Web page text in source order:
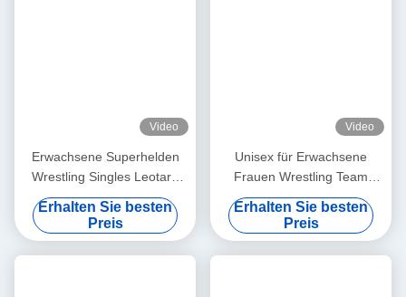
Video
Erwachsene Superhelden
Wrestling Singles Leotard
Sublimation für Frauen
Männer
Erhalten Sie besten
Preis
Video
Unisex für Erwachsene
Frauen Wrestling Team
Outfit Singles für College
Jugendliche
Erhalten Sie besten
Preis